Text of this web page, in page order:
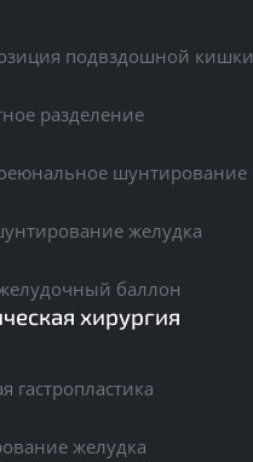
подвздошной кишки
разделение
шунтирование
желудка
баллон
хирургия
гастропластика
желудка